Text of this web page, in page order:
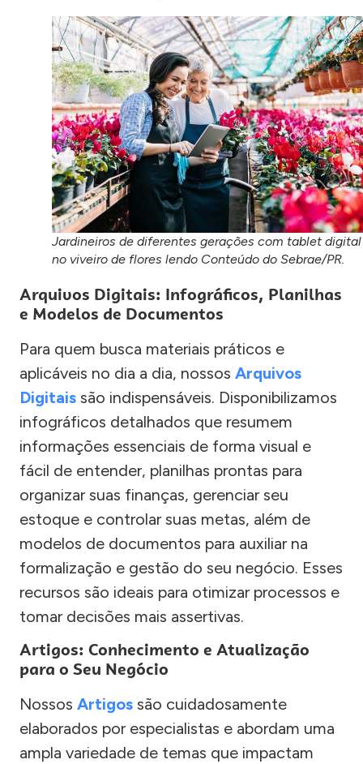
Jardineiros de diferentes gerações com tablet digital
no viveiro de flores lendo Conteúdo do Sebrae/PR.
Arquivos Digitais: Infográficos, Planilhas
e Modelos de Documentos
Para quem busca materiais práticos e
aplicáveis no dia a dia, nossos Arquivos
Digitais são indispensáveis. Disponibilizamos
infográficos detalhados que resumem
informações essenciais de forma visual e
fácil de entender, planilhas prontas para
organizar suas finanças, gerenciar seu
estoque e controlar suas metas, além de
modelos de documentos para auxiliar na
formalização e gestão do seu negócio. Esses
recursos são ideais para otimizar processos e
tomar decisões mais assertivas.
Artigos: Conhecimento e Atualização
para o Seu Negócio
Nossos Artigos são cuidadosamente
elaborados por especialistas e abordam uma
ampla variedade de temas que impactam